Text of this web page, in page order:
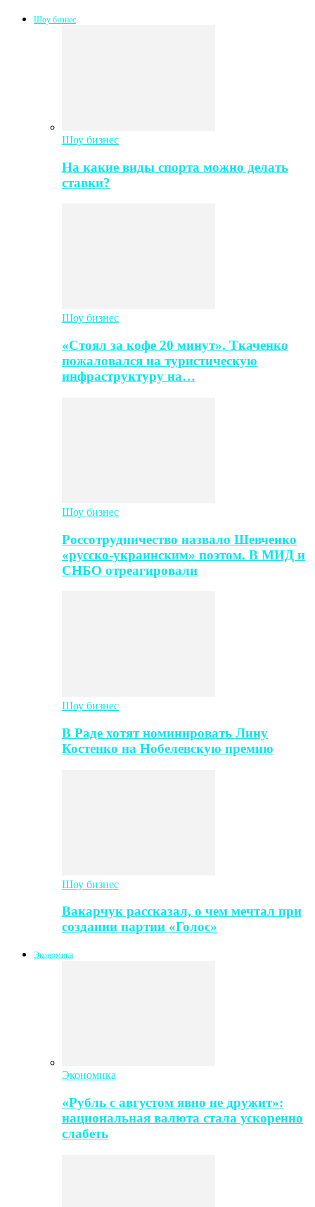
Шоу бизнес
Шоу бизнес
На какие виды спорта можно делать
ставки?
Шоу бизнес
«Стоял за кофе 20 минут». Ткаченко
пожаловался на туристическую
инфраструктуру на…
Шоу бизнес
Россотрудничество назвало Шевченко
«русско-украинским» поэтом. В МИД и
СНБО отреагировали
Шоу бизнес
В Раде хотят номинировать Лину
Костенко на Нобелевскую премию
Шоу бизнес
Вакарчук рассказал, о чем мечтал при
создании партии «Голос»
Экономика
Экономика
«Рубль с августом явно не дружит»:
национальная валюта стала ускоренно
слабеть